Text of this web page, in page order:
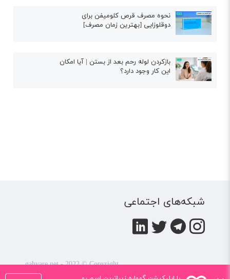
نحوه مصرف قرص کلومیفن برای
دوقلوزایی [بهترین زمان مصرف]
بازکردن لوله رحم بعد از بستن | آیا امکان
این کار وجود دارد؟
شبکه‌های اجتماعی
gahvare.net - 2022 © Copyright
کلیه حقوق این سایت متعلق به
شرکت همیار تربیت کودک